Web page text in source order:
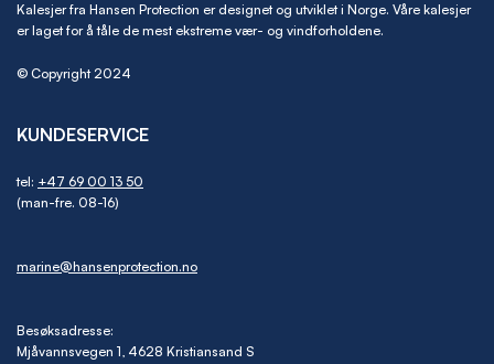
Kalesjer fra Hansen Protection er designet og utviklet i Norge. Våre kalesjer
er laget for å tåle de mest ekstreme vær- og vindforholdene.
© Copyright 2024
KUNDESERVICE
tel: +47 69 00 13 50
(man-fre. 08-16)
marine@hansenprotection.no
Besøksadresse:
Mjåvannsvegen 1, 4628 Kristiansand S